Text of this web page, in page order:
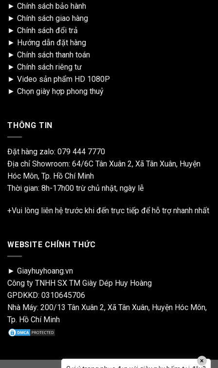
► Chính sách bảo hành
► Chính sách giao hàng
► Chính sách đổi trả
► Hướng dẫn đặt hàng
► Chính sách thanh toán
► Chính sách riêng tư
► Video sản phẩm HD 1080P
► Chọn giày hợp phong thuỷ
THÔNG TIN
Đặt hàng zalo: 079 444 7770
Địa chỉ Showroom: 64/6C Tân Xuân 2, Xã Tân Xuân, Huyện
Hóc Môn, Tp. Hồ Chí Minh
Thời gian: 8h-17h00 trừ chủ nhật, ngày lễ
+Vui lòng liên hệ trước khi đến trực tiếp để hỗ trợ nhanh nhất
WEBSITE CHÍNH THỨC
► Giayhuyhoang.vn
Công ty TNHH SX TM Giày Dép Huy Hoàng
GPDKKD: 0310645706
Nhà Máy: 200/13 Tân Xuân 2, Xã Tân Xuân, Huyện Hóc Môn,
Tp. Hồ Chí Minh
×